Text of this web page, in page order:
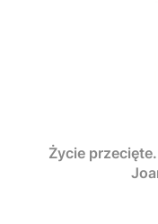
Życie